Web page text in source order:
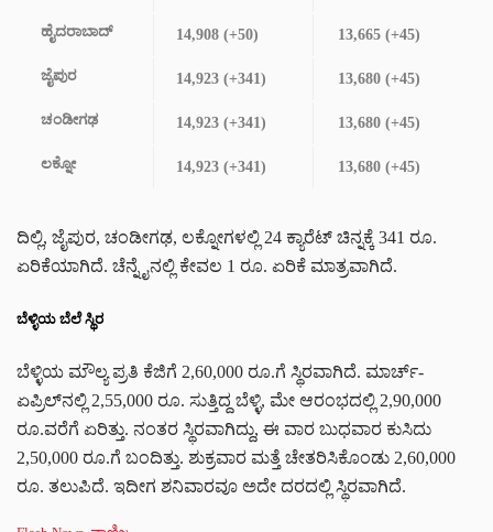
ಹೈದರಾಬಾದ್ 14,908 (+50) 13,665 (+45)
ಜೈಪುರ 14,923 (+341) 13,680 (+45)
ಚಂಡೀಗಢ 14,923 (+341) 13,680 (+45)
ಲಕ್ನೋ 14,923 (+341) 13,680 (+45)
ದಿಲ್ಲಿ, ಜೈಪುರ, ಚಂಡೀಗಢ, ಲಕ್ನೋಗಳಲ್ಲಿ 24 ಕ್ಯಾರೆಟ್ ಚಿನ್ನಕ್ಕೆ 341 ರೂ.
ಏರಿಕೆಯಾಗಿದೆ. ಚೆನ್ನೈನಲ್ಲಿ ಕೇವಲ 1 ರೂ. ಏರಿಕೆ ಮಾತ್ರವಾಗಿದೆ.
ಬೆಳ್ಳಿಯ ಬೆಲೆ ಸ್ಥಿರ
ಬೆಳ್ಳಿಯ ಮೌಲ್ಯ ಪ್ರತಿ ಕೆಜಿಗೆ 2,60,000 ರೂ.ಗೆ ಸ್ಥಿರವಾಗಿದೆ. ಮಾರ್ಚ್-
ಏಪ್ರಿಲ್‌‌ನಲ್ಲಿ 2,55,000 ರೂ. ಸುತ್ತಿದ್ದ ಬೆಳ್ಳಿ, ಮೇ ಆರಂಭದಲ್ಲಿ 2,90,000
ರೂ.ವರೆಗೆ ಏರಿತ್ತು. ನಂತರ ಸ್ಥಿರವಾಗಿದ್ದು, ಈ ವಾರ ಬುಧವಾರ ಕುಸಿದು
2,50,000 ರೂ.ಗೆ ಬಂದಿತ್ತು. ಶುಕ್ರವಾರ ಮತ್ತೆ ಚೇತರಿಸಿಕೊಂಡು 2,60,000
ರೂ. ತಲುಪಿದೆ. ಇದೀಗ ಶನಿವಾರವೂ ಅದೇ ದರದಲ್ಲಿ ಸ್ಥಿರವಾಗಿದೆ.